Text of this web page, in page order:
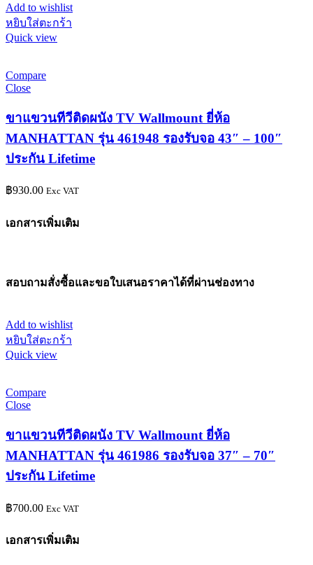
Add to wishlist
หยิบใส่ตะกร้า
Quick view
Compare
Close
ขาแขวนทีวีติดผนัง TV Wallmount ยี่ห้อ
MANHATTAN รุ่น 461948 รองรับจอ 43″ – 100″
ประกัน Lifetime
฿930.00 Exc VAT
เอกสารเพิ่มเติม
สอบถามสั่งซื้อและขอใบเสนอราคาได้ที่ผ่านช่องทาง
Add to wishlist
หยิบใส่ตะกร้า
Quick view
Compare
Close
ขาแขวนทีวีติดผนัง TV Wallmount ยี่ห้อ
MANHATTAN รุ่น 461986 รองรับจอ 37″ – 70″
ประกัน Lifetime
฿700.00 Exc VAT
เอกสารเพิ่มเติม